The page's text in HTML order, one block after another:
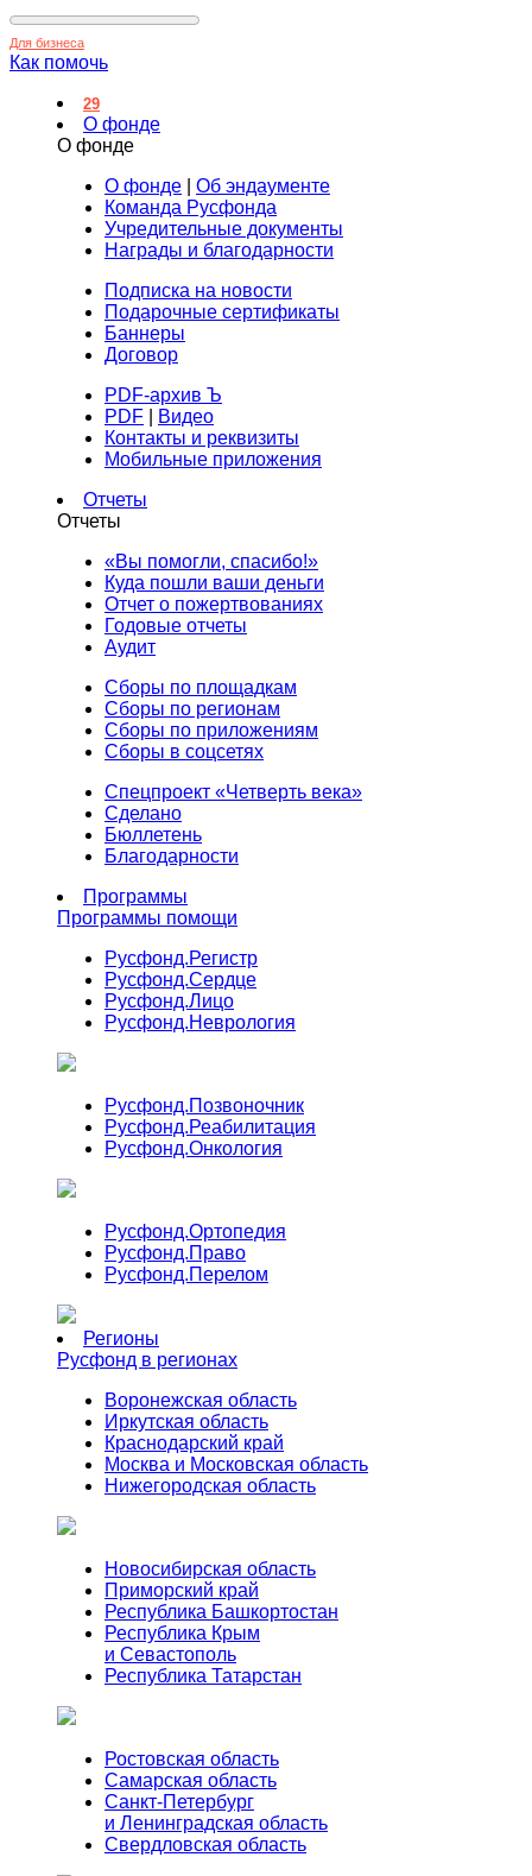
Для бизнеса
Как помочь
29
О фонде
О фонде
О фонде
Об эндаументе
Команда Русфонда
Учредительные документы
Награды и благодарности
Подписка на новости
Подарочные сертификаты
Баннеры
Договор
PDF-архив Ъ
PDF
Видео
Контакты и реквизиты
Мобильные приложения
Отчеты
Отчеты
«Вы помогли, спасибо!»
Куда пошли ваши деньги
Отчет о пожертвованиях
Годовые отчеты
Аудит
Сборы по площадкам
Сборы по регионам
Сборы по приложениям
Сборы в соцсетях
Спецпроект «Четверть века»
Сделано
Бюллетень
Благодарности
Программы
Программы помощи
Русфонд.Регистр
Русфонд.Сердце
Русфонд.Лицо
Русфонд.Неврология
Русфонд.Позвоночник
Русфонд.Реабилитация
Русфонд.Онкология
Русфонд.Ортопедия
Русфонд.Право
Русфонд.Перелом
Регионы
Русфонд в регионах
Воронежская область
Иркутская область
Краснодарский край
Москва и Московская область
Нижегородская область
Новосибирская область
Приморский край
Республика Башкортостан
Республика Крым
и Севастополь
Республика Татарстан
Ростовская область
Самарская область
Санкт-Петербург
и Ленинградская область
Свердловская область